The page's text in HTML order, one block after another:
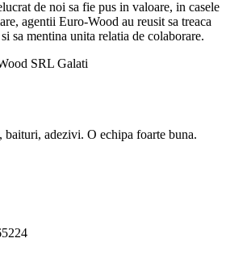
de noi sa fie pus in valoare, in casele
agentii Euro-Wood au reusit sa treaca
sa mentina unita relatia de colaborare.
SRL Galati
adezivi. O echipa foarte buna.